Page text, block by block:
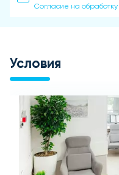
Согласие на
Условия